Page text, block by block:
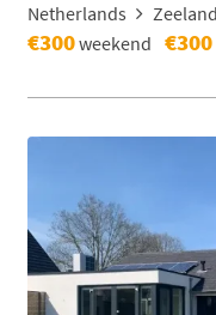
Netherlands
Zeeland
€300weekend €300